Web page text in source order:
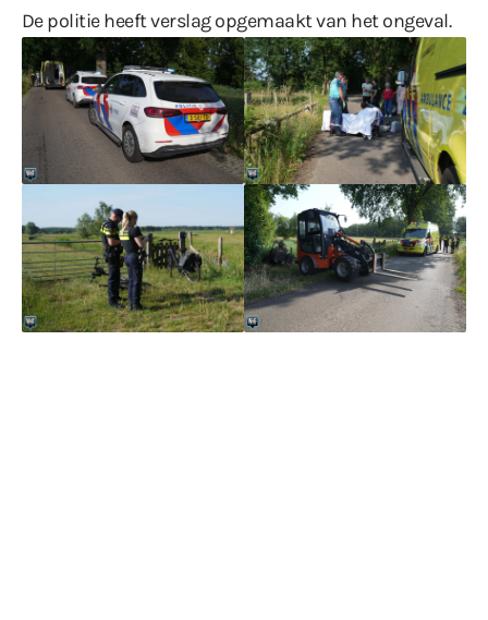
De politie heeft verslag opgemaakt van het ongeval.